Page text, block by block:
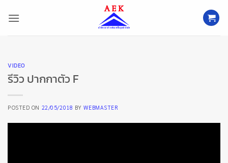
VIDEO
รีวิว ปากกาตัว F
POSTED ON 22/05/2018 BYWEBMASTER